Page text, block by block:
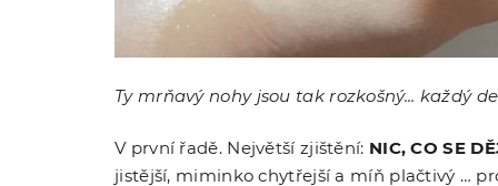
Ty mrňavý nohy jsou tak rozkošný... každý
V první řadě. Největší zjištění: NIC, CO SE
jistější, miminko chytřejší a míň plačtivý …